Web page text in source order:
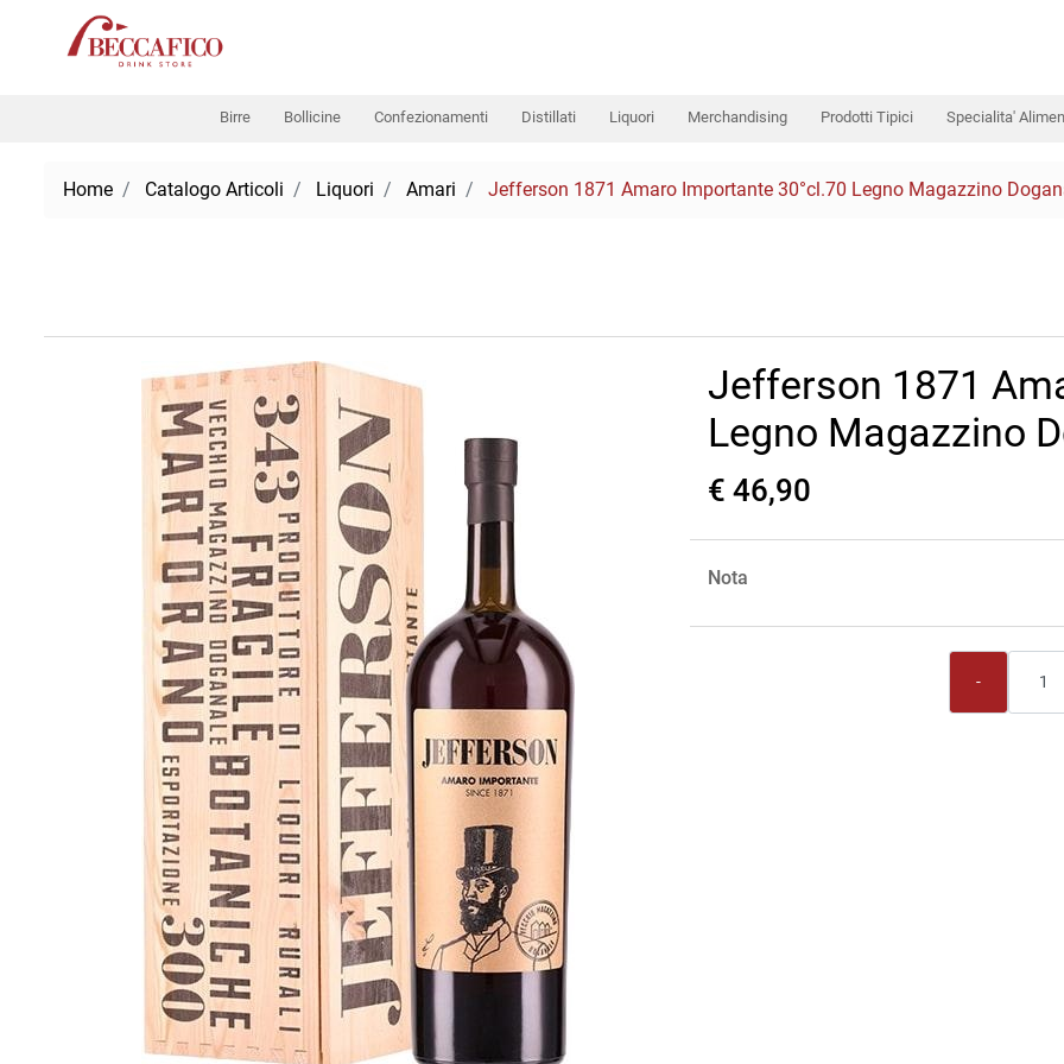
Birre Bollicine Confezionamenti Distillati Liquori Merchandising Prodotti Tipici Specialita'
Home Catalogo Articoli Liquori Amari Jefferson 1871 Amaro Importante 30°cl.70 Legno Magazzino
Jefferson 1871
Legno Magazzino
€ 46,90
Nota